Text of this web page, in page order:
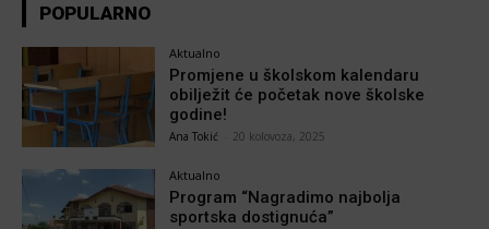
POPULARNO
Aktualno
Promjene u školskom kalendaru
obilježit će početak nove školske
godine!
Ana Tokić 20 kolovoza, 2025
Aktualno
Program “Nagradimo najbolja
sportska dostignuća”